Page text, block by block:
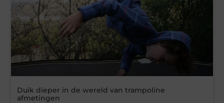
Duik dieper in de wereld van trampoline
afmetingen